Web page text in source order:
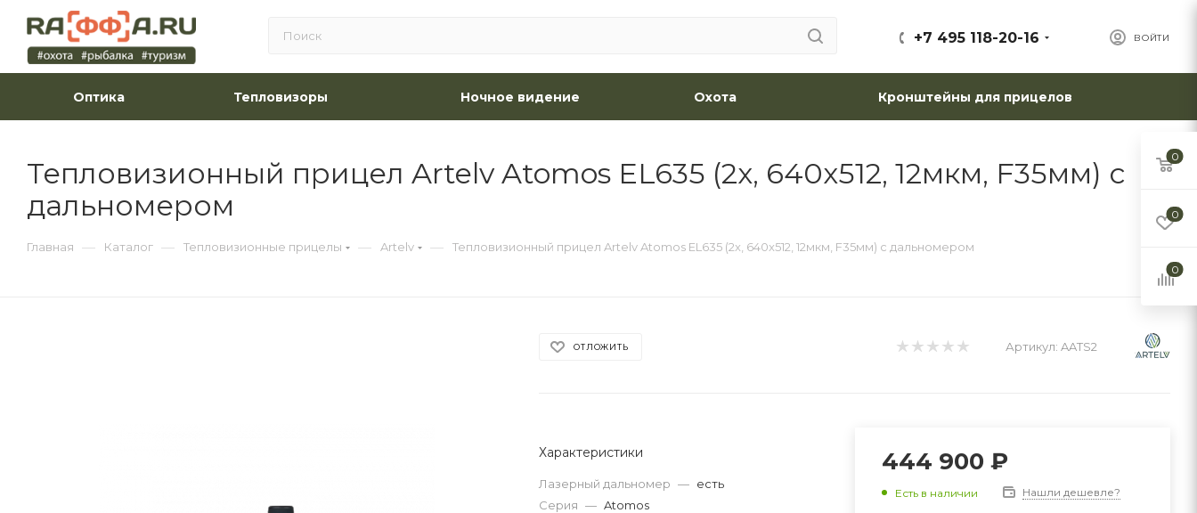
ВОЙТИ
+7 495 118-20-16
Оптика Тепловизоры Ночное видение Охота Кронштейны для прицелов
Тепловизионный прицел Artelv Atomos EL635 (2x, 640x512, 12мкм, F35мм) с
дальномером
Главная — Каталог — Тепловизионные прицелы — Artelv — Тепловизионный прицел Artelv Atomos EL635 (2x, 640x512, 12мкм, F35мм) с дальномером
ОТЛОЖИТЬ Артикул: AATS2
Характеристики
Лазерный дальномер — есть
Серия — Atomos
444 900 ₽
Есть в наличии Нашли дешевле?
0
0
0